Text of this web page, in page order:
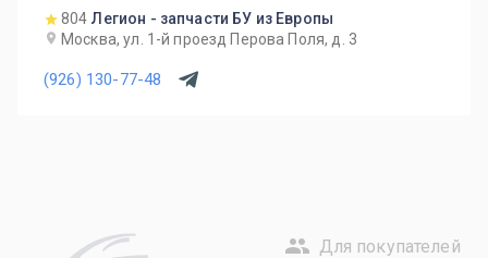
804 Легион - запчасти БУ из Европы
Москва, ул. 1-й проезд Перова Поля, д. 3
(926) 130-77-48
Для покупателей